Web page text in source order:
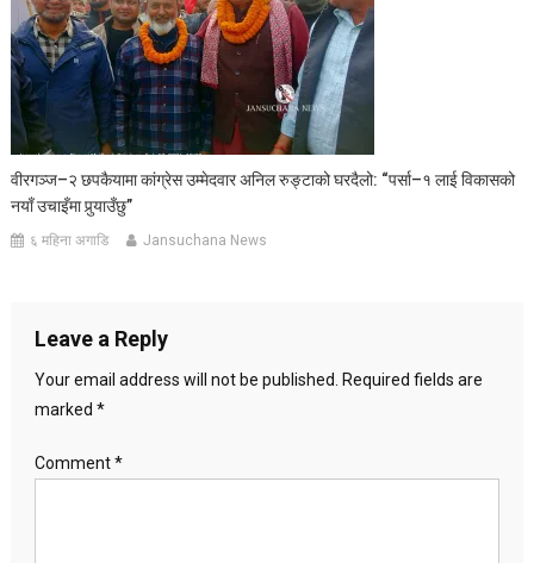
वीरगञ्ज–२ छपकैयामा कांग्रेस उम्मेदवार अनिल रुङ्टाको घरदैलो: “पर्सा–१ लाई विकासको
नयाँ उचाइँमा पुर्‍याउँछु”
६ महिना अगाडि Jansuchana News
Leave a Reply
Your email address will not be published.
Required fields are
marked *
Comment*